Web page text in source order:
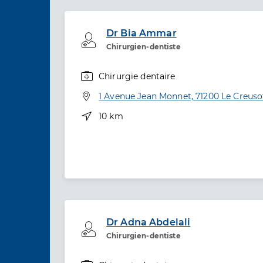
Dr Bia Ammar
Chirurgien-dentiste
Professionel de santé
Chirurgie dentaire
Adresse
1 Avenue Jean Monnet, 71200 Le
Distance
10 km
Dr Adna Abdelali
Chirurgien-dentiste
Professionel de santé